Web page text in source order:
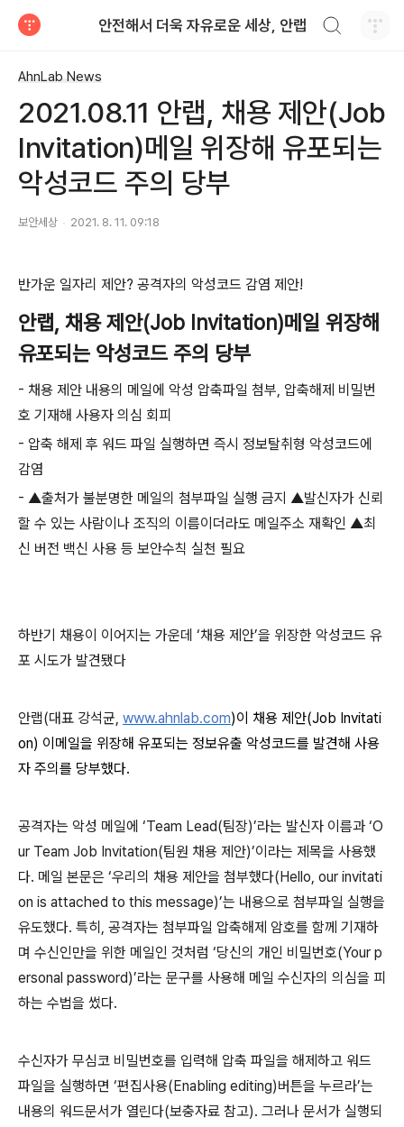
안전해서 더욱 자유로운 세상, 안랩
AhnLab News
2021.08.11 안랩, 채용 제안(Job
Invitation)메일 위장해 유포되는
악성코드 주의 당부
보안세상 2021. 8. 11. 09:18
반가운 일자리 제안? 공격자의 악성코드 감염 제안!
안랩, 채용 제안(Job Invitation)메일 위장해
유포되는 악성코드 주의 당부
- 채용 제안 내용의 메일에 악성 압축파일 첨부, 압축해제 비밀번
호 기재해 사용자 의심 회피
- 압축 해제 후 워드 파일 실행하면 즉시 정보탈취형 악성코드에
감염
- ▲출처가 불분명한 메일의 첨부파일 실행 금지 ▲발신자가 신뢰
할 수 있는 사람이나 조직의 이름이더라도 메일주소 재확인 ▲최
신 버전 백신 사용 등 보안수칙 실천 필요
하반기 채용이 이어지는 가운데 ‘채용 제안’을 위장한 악성코드 유
포 시도가 발견됐다
안랩(대표 강석균, www.ahnlab.com)이 채용 제안(Job Invitati
on) 이메일을 위장해 유포되는 정보유출 악성코드를 발견해 사용
자 주의를 당부했다.
공격자는 악성 메일에 ‘Team Lead(팀장)’라는 발신자 이름과 ‘O
ur Team Job Invitation(팀원 채용 제안)’이라는 제목을 사용했
다. 메일 본문은 ‘우리의 채용 제안을 첨부했다(Hello, our invitati
on is attached to this message)’는 내용으로 첨부파일 실행을
유도했다. 특히 , 공격자는 첨부파일 압축해제 암호를 함께 기재하
며 수신인만을 위한 메일인 것처럼 ‘당신의 개인 비밀번호(Your p
ersonal password)’라는 문구를 사용해 메일 수신자의 의심을 피
하는 수법을 썼다.
수신자가 무심코 비밀번호를 입력해 압축 파일을 해제하고 워드
파일을 실행하면 ‘편집사용(Enabling editing)버튼을 누르라’는
내용의 워드문서가 열린다(보충자료 참고). 그러나 문서가 실행되